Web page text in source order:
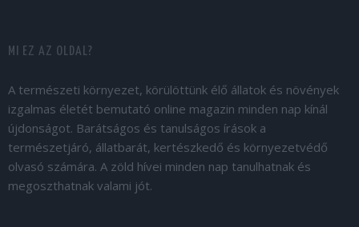
MI EZ AZ OLDAL?
A természeti környezet, körülöttünk élő állatok és növények
izgalmas életét bemutató online magazin minden nap kínál
újdonságot. Barátságos és tanulságos írások a
természetjáró, állatbarát, kertészkedő és környezetvédő
olvasó számára. A zöld hívei minden nap tanulhatnak és
megoszthatnak valami jót.